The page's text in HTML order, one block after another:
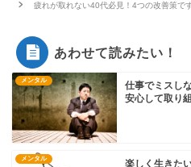
疲れが取れない40代必見！4つの改善策で
あわせて読みたい！
メンタル
仕事でミスし
安心して取り
メンタル
楽しく生きた